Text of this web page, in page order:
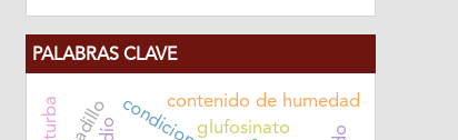
PALABRAS CLAVE
contenido de humedad
glufosinato